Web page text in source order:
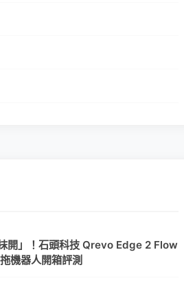
開」！石頭科技 Qrevo Edge 2 Flow
機器人開箱評測